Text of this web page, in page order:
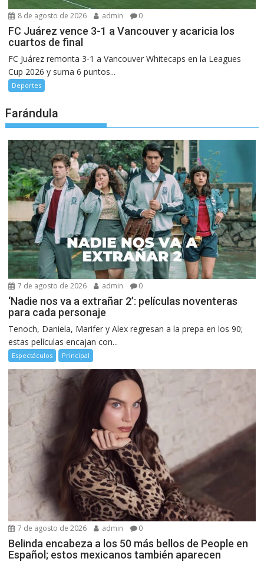
8 de agosto de 2026 admin 0
FC Juárez vence 3-1 a Vancouver y acaricia los
cuartos de final
FC Juárez remonta 3-1 a Vancouver Whitecaps en la Leagues
Cup 2026 y suma 6 puntos...
Deportes
Farándula
7 de agosto de 2026 admin 0
‘Nadie nos va a extrañar 2’: películas noventeras
para cada personaje
Tenoch, Daniela, Marifer y Alex regresan a la prepa en los 90;
estas películas encajan con...
Espectáculos Principal
7 de agosto de 2026 admin 0
Belinda encabeza a los 50 más bellos de People en
Español; estos mexicanos también aparecen